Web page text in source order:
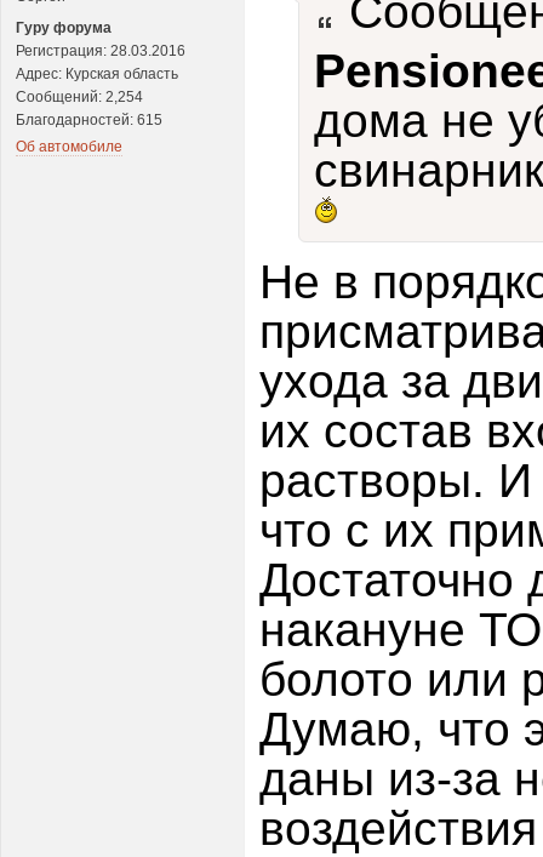
Гуру форума
Регистрация: 28.03.2016
Адрес: Курская область
Сообщений: 2,254
Благодарностей: 615
Об автомобиле
дома не
Не в
ухода за
их состав
растворы.
что с их
Достаточно
накануне
болото или
Думаю, что
даны из-за